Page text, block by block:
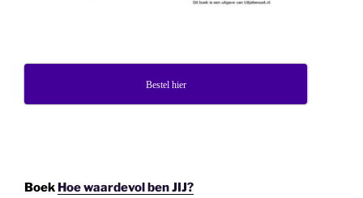
Bestel hier
Boek Hoe waardevol ben JIJ?